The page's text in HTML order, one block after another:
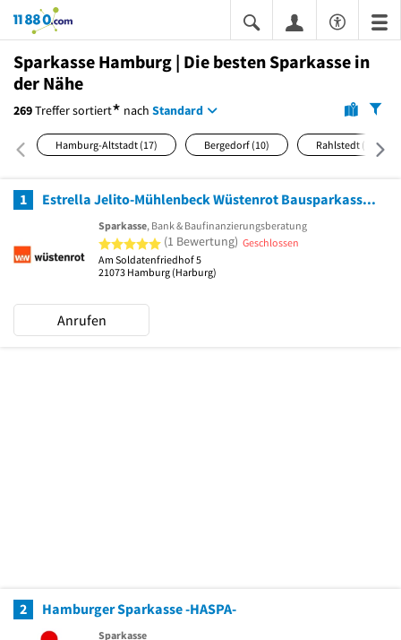
11880.com
Sparkasse Hamburg | Die besten Sparkasse in
der Nähe
269Treffersortiert* nach Standard
Hamburg-Altstadt (17) Bergedorf (10) Rahlstedt (10)
1 Estrella Jelito-Mühlenbeck Wüstenrot Bausparkasse AG
Sparkasse, Bank & Baufinanzierungsberatung
5 von 5 Sternen
(1 Bewertung) Geschlossen
Am Soldatenfriedhof 5
21073 Hamburg (Harburg)
Anrufen
2 Hamburger Sparkasse -HASPA-
Sparkasse